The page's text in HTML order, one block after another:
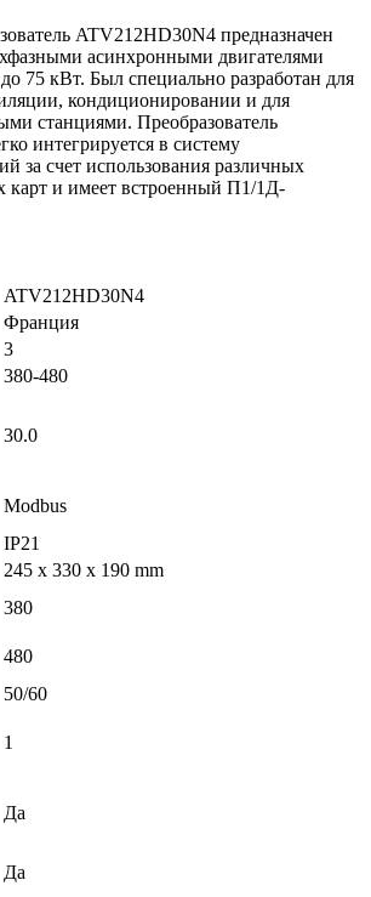
ATV212HD30N4 предназначен
асинхронными двигателями
75 кВт. Был специально разработан для
кондиционировании и для
станциями. Преобразователь
интегрируется в систему
за счет использования различных
и имеет встроенный П1/1Д-
ATV212HD30N4
Франция
3
380-480
30.0
Modbus
IP21
245 x 330 x 190 mm
380
480
50/60
1
Да
Да